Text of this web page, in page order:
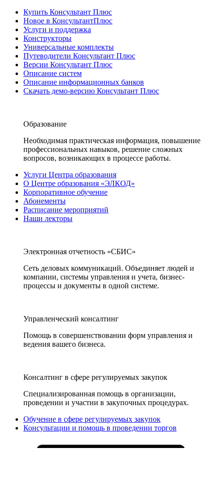
Купить Консультант Плюс
Новое в КонсультантПлюс
Услуги и поддержка
Конструкторы
Универсальные комплекты
Путеводители Консультант Плюс
Версии Консультант Плюс
Описание систем
Описание информационных банков
Скачать демо-версию Консультант Плюс
Образование
Необходимая практическая информация, повышение
профессиональных навыков, решение сложных
вопросов, возникающих в процессе работы.
Услуги Центра образования
О Центре образования «ЭЛКОД»
Корпоративное обучение
Абонементы
Расписание мероприятий
Наши лекторы
Электронная отчетность «СБИС»
Сеть деловых коммуникаций. Объединяет людей и
компании, системы управления и учета, бизнес-
процессы и документы в одной системе.
Управленческий консалтинг
Помощь в совершенствовании форм управления и
ведения вашего бизнеса.
Консалтинг в сфере регулируемых закупок
Специализированная помощь в организации,
проведении и участии в закупочных процедурах.
Обучение в сфере регулируемых закупок
Консультации и помощь в проведении торгов